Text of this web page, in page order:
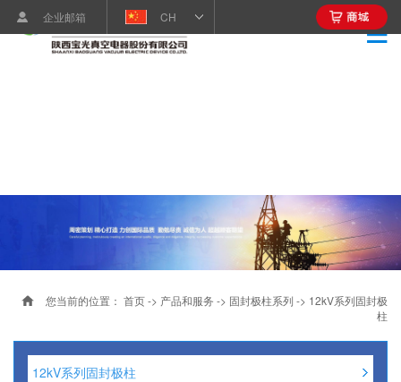
企业邮箱 CH
您当前的位置： 首页-> 产品和服务 -> 固封极柱系列 -> 12kV系列固封极
柱
12kV系列固封极柱